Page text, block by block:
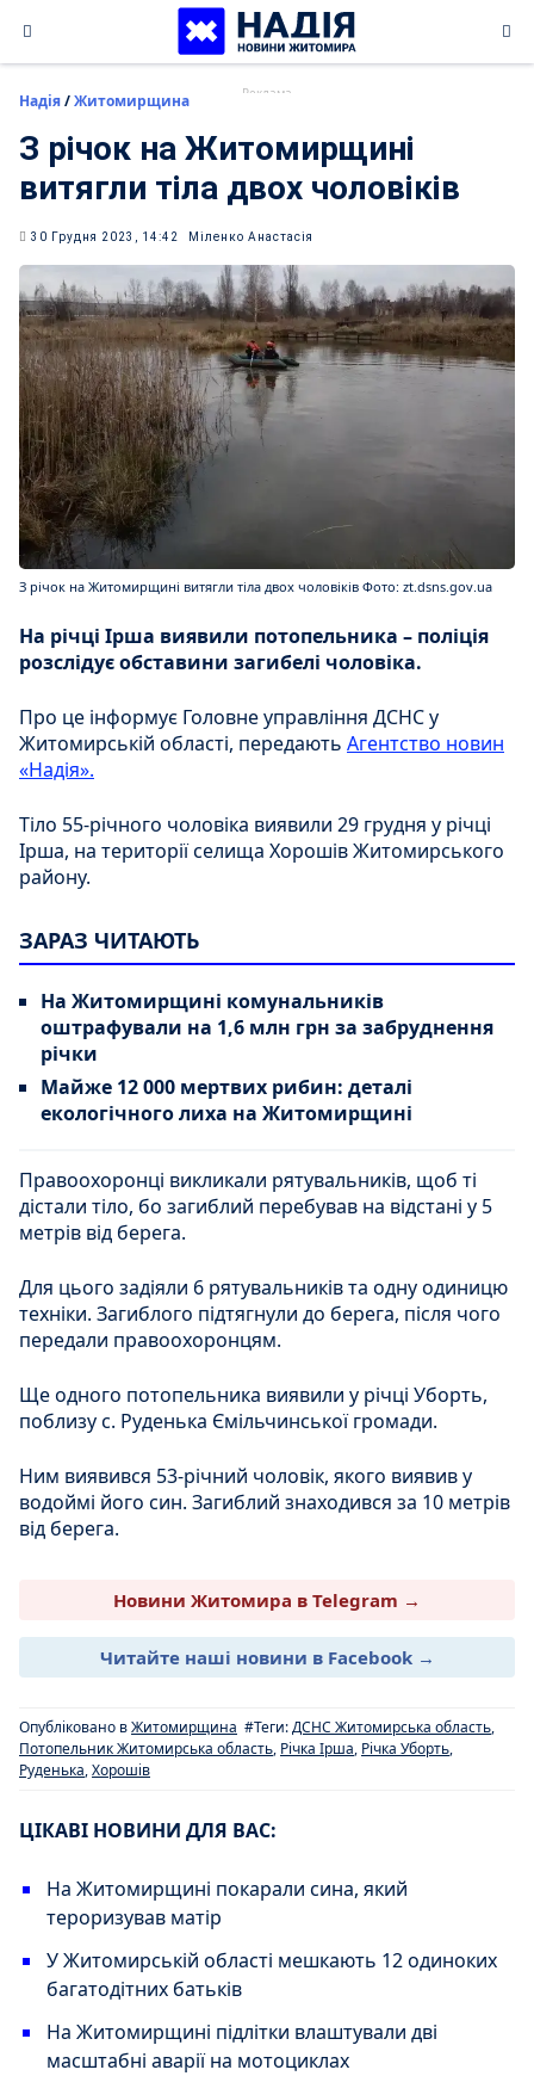
content
Надія/Житомирщина
З річок на Житомирщині
витягли тіла двох чоловіків
30 Грудня 2023, 14:42 Міленко Анастасія
З річок на Житомирщині витягли тіла двох чоловіків Фото: zt.dsns.gov.ua
На річці Ірша виявили потопельника – поліція
розслідує обставини загибелі чоловіка.
Про це інформує Головне управління ДСНС у
Житомирській області, передають Агентство новин
«Надія».
Тіло 55-річного чоловіка виявили 29 грудня у річці
Ірша, на території селища Хорошів Житомирського
району.
ЗАРАЗ ЧИТАЮТЬ
На Житомирщині комунальників
оштрафували на 1,6 млн грн за забруднення
річки
Майже 12 000 мертвих рибин: деталі
екологічного лиха на Житомирщині
Правоохоронці викликали рятувальників, щоб ті
дістали тіло, бо загиблий перебував на відстані у 5
метрів від берега.
Для цього задіяли 6 рятувальників та одну одиницю
техніки. Загиблого підтягнули до берега, після чого
передали правоохоронцям.
Ще одного потопельника виявили у річці Уборть,
поблизу с. Руденька Ємільчинської громади.
Ним виявився 53-річний чоловік, якого виявив у
водоймі його син. Загиблий знаходився за 10 метрів
від берега.
Новини Житомира в Telegram →
Читайте наші новини в Facebook →
Опубліковано вЖитомирщина #Теги:ДСНС Житомирська область,
Потопельник Житомирська область, Річка Ірша, Річка Уборть,
Руденька,Хорошів
ЦІКАВІ НОВИНИ ДЛЯ ВАС:
На Житомирщині покарали сина, який
тероризував матір
У Житомирській області мешкають 12 одиноких
багатодітних батьків
На Житомирщині підлітки влаштували дві
масштабні аварії на мотоциклах